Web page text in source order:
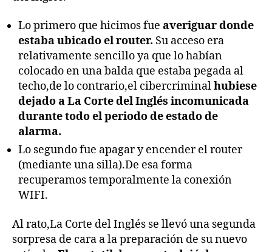
Lo primero que hicimos fue averiguar donde
estaba ubicado el router. Su acceso era
relativamente sencillo ya que lo habían
colocado en una balda que estaba pegada al
techo,de lo contrario,el cibercriminalhubiese
dejado a La Corte del Inglés incomunicada
durante todo el periodo de estado de
alarma.
Lo segundo fue apagar y encender el router
(mediante una silla).De esa forma
recuperamos temporalmente la conexión
WIFI.
Al rato,La Corte del Inglés se llevó una segunda
sorpresa de cara a la preparación de su nuevo